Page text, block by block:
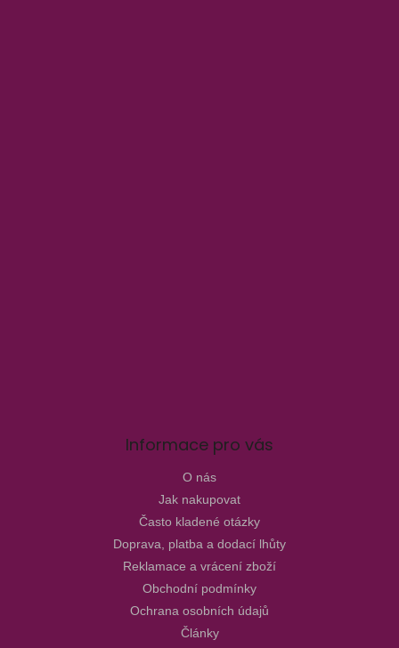
Informace pro vás
O nás
Jak nakupovat
Často kladené otázky
Doprava, platba a dodací lhůty
Reklamace a vrácení zboží
Obchodní podmínky
Ochrana osobních údajů
Články